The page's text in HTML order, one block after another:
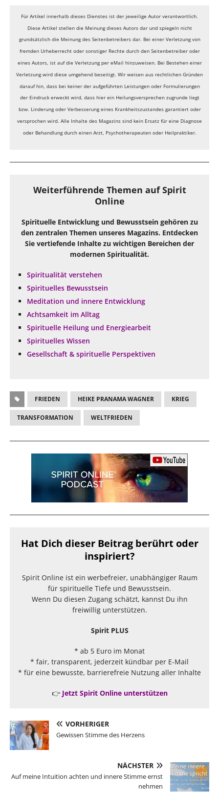
Für Artikel innerhalb dieses Dienstes ist der jeweilige Autor verantwortlich.
Diese Artikel stellen die Meinung dieses Autors dar und spiegeln nicht
grundsätzlich die Meinung des Seitenbetreibers dar. Bei einer Verletzung von
fremden Urheberrecht oder sonstiger Rechte durch den Seitenbetreiber oder
eines Autors, ist auf die Verletzung per eMail hinzuweisen. Bei Bestehen einer
Verletzung wird diese umgehend beseitigt. Wir weisen aus rechtlichen Gründen
darauf hin, dass bei keiner der aufgeführten Leistungen oder Formulierungen
der Eindruck erweckt wird, dass hier ein Heilungsversprechen zugrunde liegt
bzw. Linderung oder Verbesserung eines Krankheitszustandes garantiert oder
versprochen wird. Alle Inhalte des Magazins sind kein Ersatz für eine Diagnose
oder Behandlung durch einen Arzt, Psychotherapeuten oder Heilpraktiker.
Weiterführende Themen auf Spirit
Online
Spirituelle Entwicklung und Bewusstsein gehören zu
den zentralen Themen unseres Magazins. Entdecken
Sie vertiefende Inhalte zu wichtigen Bereichen der
modernen Spiritualität.
Spiritualität verstehen
Spirituelles Bewusstsein
Meditation und innere Entwicklung
Achtsamkeit im Alltag
Spirituelle Heilung und Energiearbeit
Spirituelles Wissen
Gesellschaft & spirituelle Perspektiven
FRIEDEN HEIKE PRANAMA WAGNER KRIEG
TRANSFORMATION WELTFRIEDEN
Hat Dich dieser Beitrag berührt oder
inspiriert?
Spirit Online ist ein werbefreier, unabhängiger Raum
für spirituelle Tiefe und Bewusstsein.
Wenn Du diesen Zugang schätzt, kannst Du ihn
freiwillig unterstützen.
Spirit PLUS
* ab 5 Euro im Monat
* fair, transparent, jederzeit kündbar per E-Mail
* für eine bewusste, barrierefreie Nutzung aller Inhalte
👉 Jetzt Spirit Online unterstützen
VORHERIGER
Gewissen Stimme des Herzens
NÄCHSTER
Auf meine Intuition achten und innere Stimme ernst
nehmen